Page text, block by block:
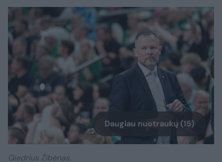
Daugiau nuotraukų (15)
Giedrius Žibėnas.